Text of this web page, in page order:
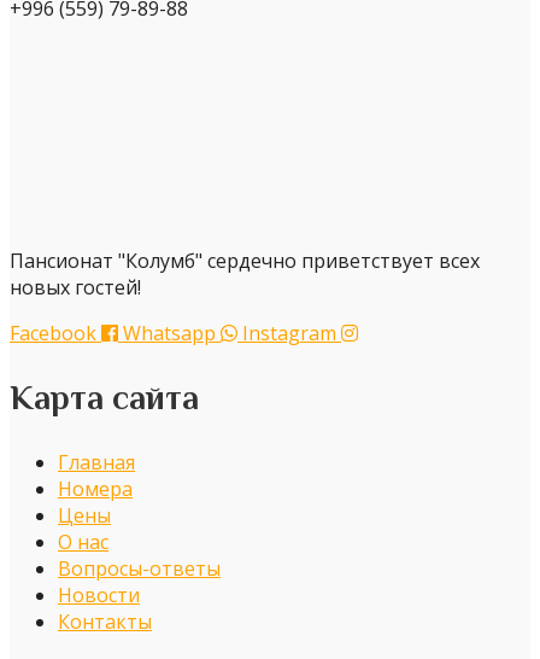
+996 (559) 79-89-88
Пансионат "Колумб" сердечно приветствует всех
новых гостей!
Facebook
Whatsapp Instagram
Карта сайта
Главная
Номера
Цены
О нас
Вопросы-ответы
Новости
Контакты